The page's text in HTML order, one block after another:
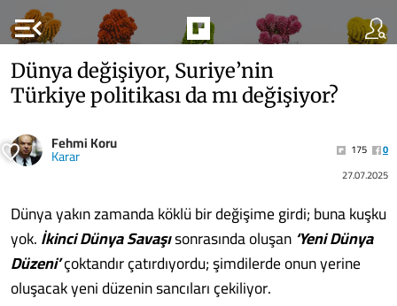
menu_open
Dünya değişiyor, Suriye’nin
Türkiye politikası da mı değişiyor?
Fehmi Koru
Karar 175
0
27.07.2025
Dünya yakın zamanda köklü bir değişime girdi; buna kuşku
yok.İkinci Dünya Savaşısonrasında oluşan‘Yeni Dünya
Düzeni’çoktandır çatırdıyordu; şimdilerde onun yerine
oluşacak yeni düzenin sancıları çekiliyor.